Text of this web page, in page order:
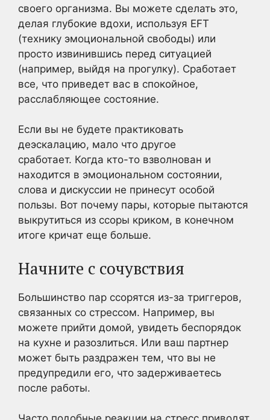
своего организма. Вы можете сделать это,
делая глубокие вдохи, используя EFT
(технику эмоциональной свободы) или
просто извинившись перед ситуацией
(например, выйдя на прогулку). Сработает
все, что приведет вас в спокойное,
расслабляющее состояние.
Если вы не будете практиковать
деэскалацию, мало что другое
сработает. Когда кто-то взволнован и
находится в эмоциональном состоянии,
слова и дискуссии не принесут особой
пользы. Вот почему пары, которые пытаются
выкрутиться из ссоры криком, в конечном
итоге кричат еще больше.
Начните с сочувствия
Большинство пар ссорятся из-за триггеров,
связанных со стрессом. Например, вы
можете прийти домой, увидеть беспорядок
на кухне и разозлиться. Или ваш партнер
может быть раздражен тем, что вы не
предупредили его, что задерживаетесь
после работы.